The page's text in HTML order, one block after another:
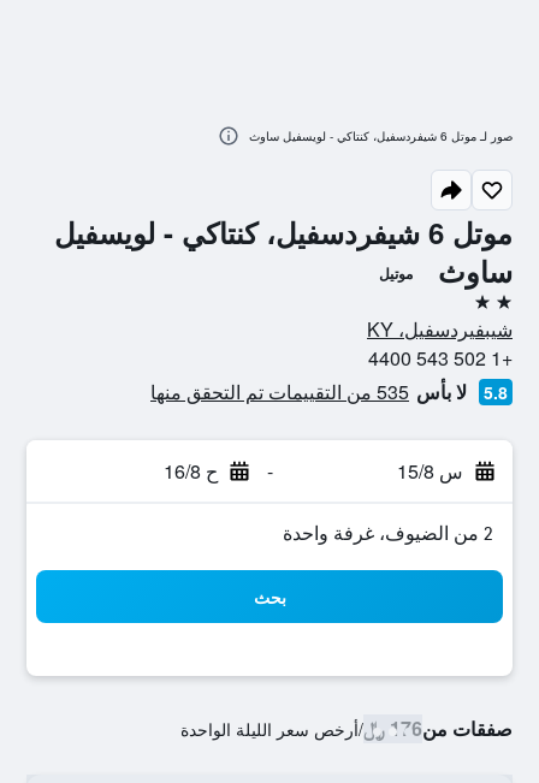
موتل 6 شيفردسفيل، كنتاكي - لويسفيل
ساوث
موتيل
2 نجمتين
شيبفيردسفيل، KY
+1 502 543 4400
5.8 لا بأس 535 من التقييمات تم التحقق منها
س 15/8 - ح 16/8
2 من الضيوف، غرفة واحدة
بحث
صفقات من176 ﷼ /أرخص سعر الليلة الواحدة
صور لـ موتل 6 شيفردسفيل، كنتاكي - لويسفيل ساوث